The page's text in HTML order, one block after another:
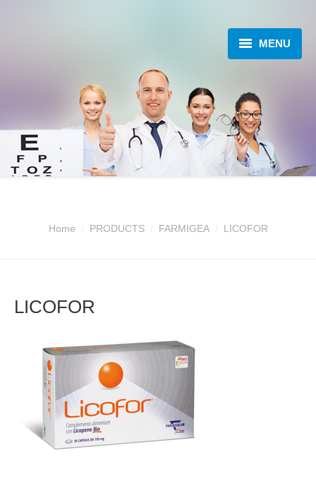
MENU
ABOUT US
OPHTALMOLOGY
PRODUCTS
CATALOGS
Home PRODUCTS FARMIGEA LICOFOR
LICOFOR